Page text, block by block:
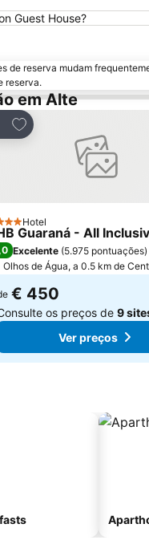
Guest House?
de reserva mudam
reserva.
em Alte
Adicionar aos favoritos
Hotel
Guaraná - All
Excelente (5.975 pontuações)
Olhos de Água, a 0.5 km de
€ 450
os preços de 9
Ver preços